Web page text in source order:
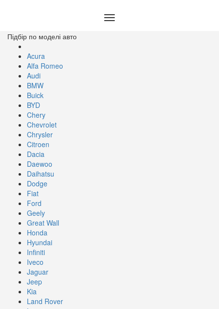
Toggle
Підбір по моделі авто
Acura
Alfa Romeo
Audi
BMW
Buick
BYD
Chery
Chevrolet
Chrysler
Citroen
Dacia
Daewoo
Daihatsu
Dodge
Fiat
Ford
Geely
Great Wall
Honda
Hyundai
Infiniti
Iveco
Jaguar
Jeep
Kia
Land Rover